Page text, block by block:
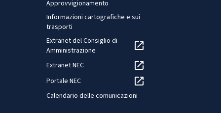
Approvvigionamento
Informazioni cartografiche e sui
trasporti
Extranet del Consiglio di
Amministrazione
Extranet NEC
Portale NEC
Calendario delle comunicazioni